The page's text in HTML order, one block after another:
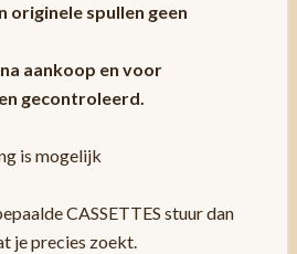
originele spullen geen
aankoop en voor
gecontroleerd.
is mogelijk
CASSETTES stuur dan
je precies zoekt.